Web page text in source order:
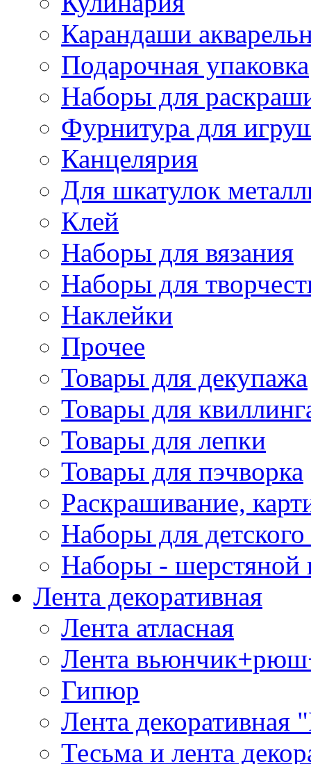
Карандаши
Подарочная упаковка
Наборы для
Фурнитура для
Канцелярия
Для шкатулок
Клей
Наборы для вязания
Наборы для
Наклейки
Прочее
Товары для декупажа
Товары для
Товары для лепки
Товары для пэчворка
Раскрашивание,
Наборы для
Наборы - шерстяной
Лента декоративная
Лента атласная
Лента
Гипюр
Лента декоративная
Тесьма и лента